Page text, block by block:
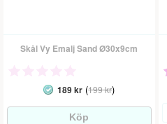
Skål Vy Emalj Sand Ø30x9cm
189 kr (199 kr)